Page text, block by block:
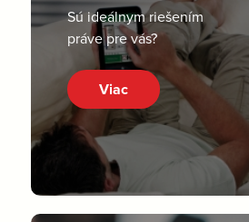
Sú ideálnym riešením
práve pre vás?
Viac